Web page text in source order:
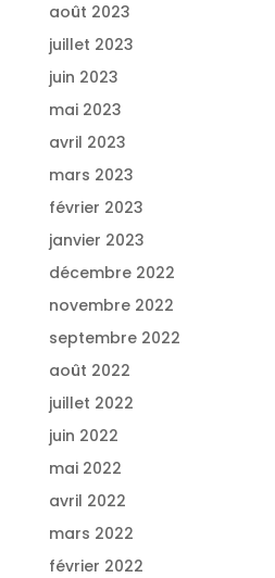
août 2023
juillet 2023
juin 2023
mai 2023
avril 2023
mars 2023
février 2023
janvier 2023
décembre 2022
novembre 2022
septembre 2022
août 2022
juillet 2022
juin 2022
mai 2022
avril 2022
mars 2022
février 2022